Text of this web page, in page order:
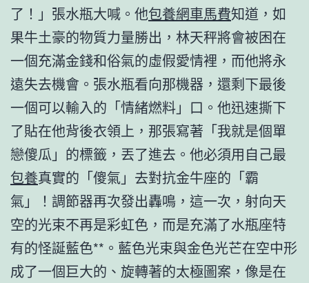
了！」張水瓶大喊。他包養網車馬費知道，如
果牛土豪的物質力量勝出，林天秤將會被困在
一個充滿金錢和俗氣的虛假愛情裡，而他將永
遠失去機會。張水瓶看向那機器，還剩下最後
一個可以輸入的「情緒燃料」口。他迅速撕下
了貼在他背後衣領上，那張寫著「我就是個單
戀傻瓜」的標籤，丟了進去。他必須用自己最
包養真實的「傻氣」去對抗金牛座的「霸
氣」！調節器再次發出轟鳴，這一次，射向天
空的光束不再是彩虹色，而是充滿了水瓶座特
有的怪誕藍色**。藍色光束與金色光芒在空中形
成了一個巨大的、旋轉著的太極圖案，像是在